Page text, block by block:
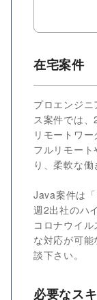
在宅案件
プロエンジ
ス案件では
リモートワー
フルリモー
り、柔軟な働
Java案件は「
週2出社のハ
コロナウイ
な対応が可
談下さい。
必要なス